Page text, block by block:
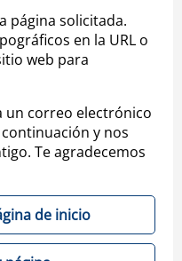
página solicitada.
en la URL o
web para
un correo electrónico
y nos
Te agradecemos
de inicio